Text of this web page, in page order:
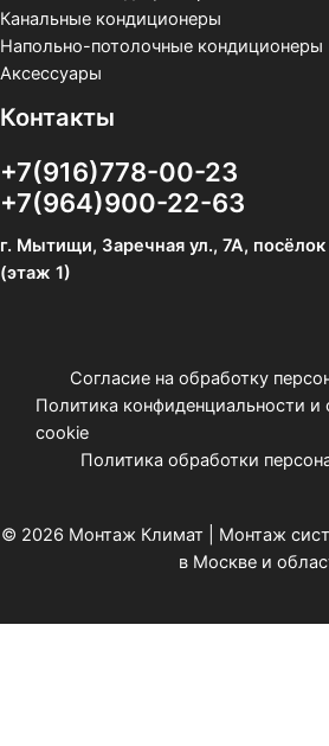
Канальные кондиционеры
Напольно-потолочные кондиционеры
Аксессуары
Контакты
+7(916)778-00-23
+7(964)900-22-63
г. Мытищи, Заречная ул., 7А,
(этаж 1)
Согласие на обработку
Политика конфиденциальности и
cookie
Политика обработки
© 2026 Монтаж Климат | Монтаж
в Москве и